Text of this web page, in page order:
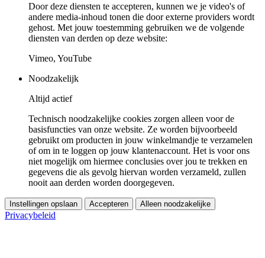
Door deze diensten te accepteren, kunnen we je video's of
andere media-inhoud tonen die door externe providers wordt
gehost. Met jouw toestemming gebruiken we de volgende
diensten van derden op deze website:
Vimeo, YouTube
Noodzakelijk
Altijd actief
Technisch noodzakelijke cookies zorgen alleen voor de
basisfuncties van onze website. Ze worden bijvoorbeeld
gebruikt om producten in jouw winkelmandje te verzamelen
of om in te loggen op jouw klantenaccount. Het is voor ons
niet mogelijk om hiermee conclusies over jou te trekken en
gegevens die als gevolg hiervan worden verzameld, zullen
nooit aan derden worden doorgegeven.
Instellingen opslaan Accepteren Alleen noodzakelijke
Privacybeleid